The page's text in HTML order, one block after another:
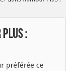
:
préférée ce